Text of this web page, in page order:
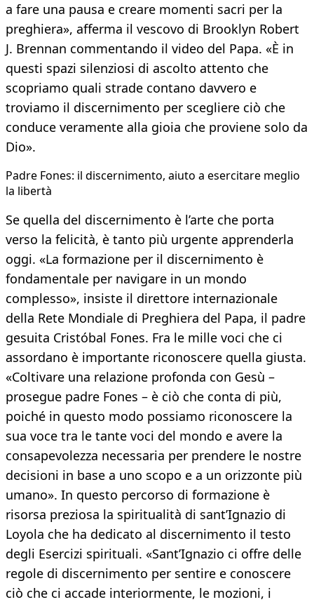
a fare una pausa e creare momenti sacri per la
preghiera», afferma il vescovo di Brooklyn Robert
J. Brennan commentando il video del Papa. «È in
questi spazi silenziosi di ascolto attento che
scopriamo quali strade contano davvero e
troviamo il discernimento per scegliere ciò che
conduce veramente alla gioia che proviene solo da
Dio».
Padre Fones: il discernimento, aiuto a esercitare meglio
la libertà
Se quella del discernimento è l’arte che porta
verso la felicità, è tanto più urgente apprenderla
oggi. «La formazione per il discernimento è
fondamentale per navigare in un mondo
complesso», insiste il direttore internazionale
della Rete Mondiale di Preghiera del Papa, il padre
gesuita Cristóbal Fones. Fra le mille voci che ci
assordano è importante riconoscere quella giusta.
«Coltivare una relazione profonda con Gesù –
prosegue padre Fones – è ciò che conta di più,
poiché in questo modo possiamo riconoscere la
sua voce tra le tante voci del mondo e avere la
consapevolezza necessaria per prendere le nostre
decisioni in base a uno scopo e a un orizzonte più
umano». In questo percorso di formazione è
risorsa preziosa la spiritualità di sant’Ignazio di
Loyola che ha dedicato al discernimento il testo
degli Esercizi spirituali. «Sant’Ignazio ci offre delle
regole di discernimento per sentire e conoscere
ciò che ci accade interiormente, le mozioni, i